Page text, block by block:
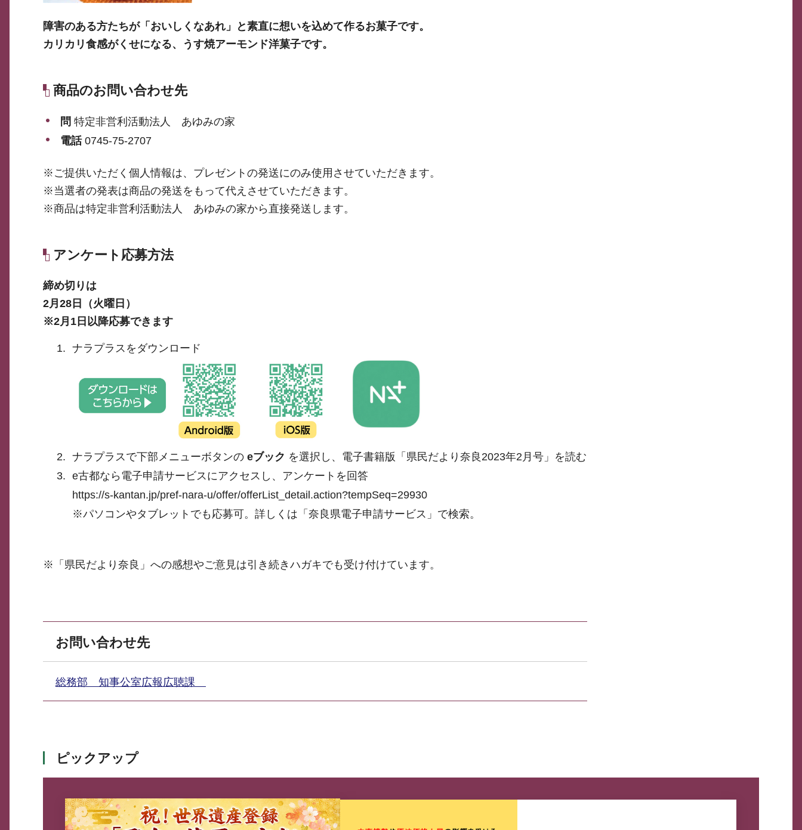
障害のある方たちが「おいしくなあれ」と素直に想いを込めて作るお菓子です。
カリカリ食感がくせになる、うす焼アーモンド洋菓子です。
商品のお問い合わせ先
問 特定非営利活動法人 あゆみの家
電話0745-75-2707
※ご提供いただく個人情報は、プレゼントの発送にのみ使用させていただきます。
※当選者の発表は商品の発送をもって代えさせていただきます。
※商品は特定非営利活動法人 あゆみの家から直接発送します。
アンケート応募方法
締め切りは
2月28日（火曜日）
※2月1日以降応募できます
ナラプラスをダウンロード
ナラプラスで下部メニューボタンのeブック を選択し、電子書籍版「県民だより奈良2023年2月号」を読む
e古都なら電子申請サービスにアクセスし、アンケートを回答
https://s-kantan.jp/pref-nara-u/offer/offerList_detail.action?tempSeq=29930
※パソコンやタブレットでも応募可。詳しくは「奈良県電子申請サービス」で検索。
※「県民だより奈良」への感想やご意見は引き続きハガキでも受け付けています。
お問い合わせ先
総務部 知事公室広報広聴課
ピックアップ